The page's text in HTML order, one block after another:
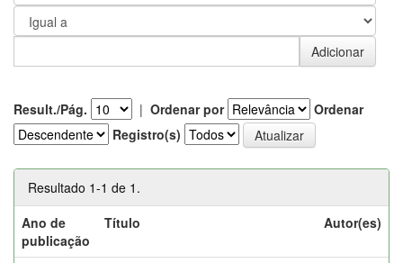
Result./Pág. | Ordenar por
Ordenar
Registro(s)
Resultado 1-1 de 1.
Ano de
publicação
Título Autor(es)